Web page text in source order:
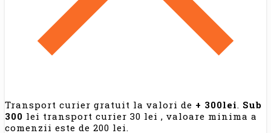
Transport curier gratuit la valori de + 300lei. Sub
300 lei transport curier 30 lei , valoare minima a
comenzii este de 200 lei.